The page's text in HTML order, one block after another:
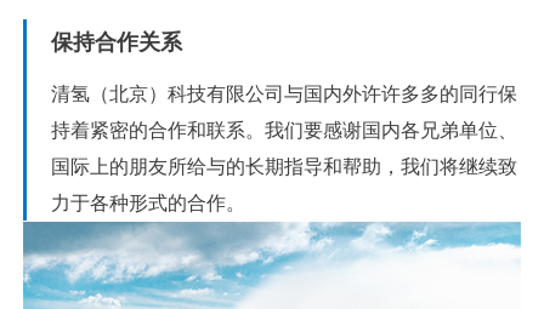
保持合作关系
清氢（北京）科技有限公司与国内外许许多多的同行保
持着紧密的合作和联系。我们要感谢国内各兄弟单位、
国际上的朋友所给与的长期指导和帮助，我们将继续致
力于各种形式的合作。